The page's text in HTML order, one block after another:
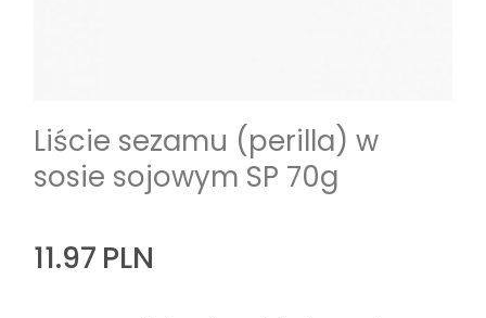
Liście sezamu (perilla) w
sosie sojowym SP 70g
11.97 PLN